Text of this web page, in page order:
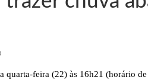
quarta-feira (22) às 16h21 (horário